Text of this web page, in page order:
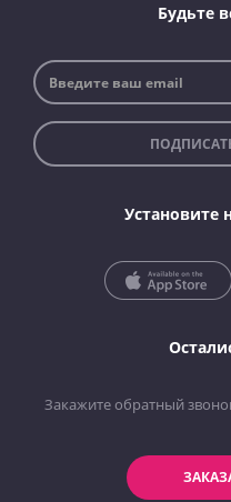
Будьте
Установите
Закажите обратный